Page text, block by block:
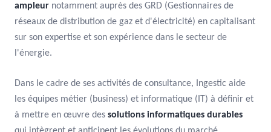
ampleur notamment auprès des GRD (Gestionnaires de
réseaux de distribution de gaz et d'électricité) en capitalisant
sur son expertise et son expérience dans le secteur de
l'énergie.
Dans le cadre de ses activités de consultance, Ingestic aide
les équipes métier (business) et informatique (IT) à définir et
à mettre en œuvre des solutions informatiques durables